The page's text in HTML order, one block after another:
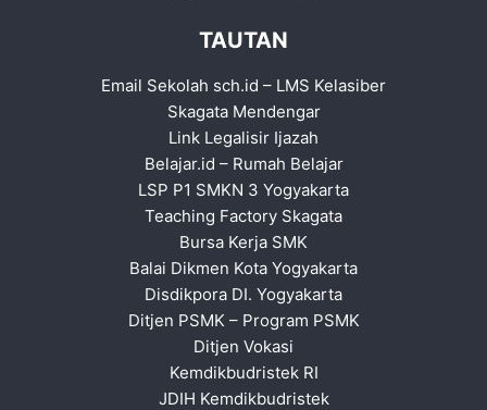
TAUTAN
Email Sekolah sch.id – LMS Kelasiber
Skagata Mendengar
Link Legalisir Ijazah
Belajar.id – Rumah Belajar
LSP P1 SMKN 3 Yogyakarta
Teaching Factory Skagata
Bursa Kerja SMK
Balai Dikmen Kota Yogyakarta
Disdikpora DI. Yogyakarta
Ditjen PSMK – Program PSMK
Ditjen Vokasi
Kemdikbudristek RI
JDIH Kemdikbudristek